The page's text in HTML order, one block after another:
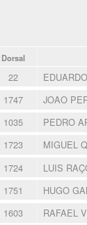
Dorsal
22
1747 JOAO
1035 PEDRO
1723 MIGUEL
1724 LUIS
1751 HUGO
1603 RAFAEL